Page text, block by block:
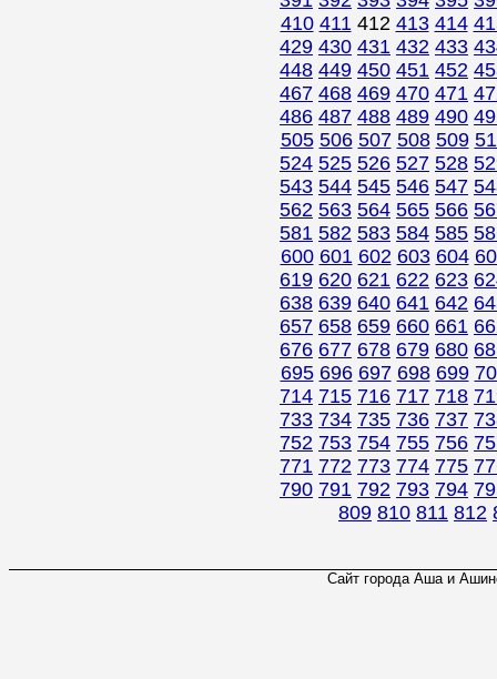
410 411412 413 414
429 430 431 432 433
448 449 450 451 452
467 468 469 470 471
486 487 488 489 490
505 506 507 508 509
524 525 526 527 528
543 544 545 546 547
562 563 564 565 566
581 582 583 584 585
600 601 602 603 604
619 620 621 622 623
638 639 640 641 642
657 658 659 660 661
676 677 678 679 680
695 696 697 698 699
714 715 716 717 718
733 734 735 736 737
752 753 754 755 756
771 772 773 774 775
790 791 792 793 794
809 810 811 812
Сайт города Аша и